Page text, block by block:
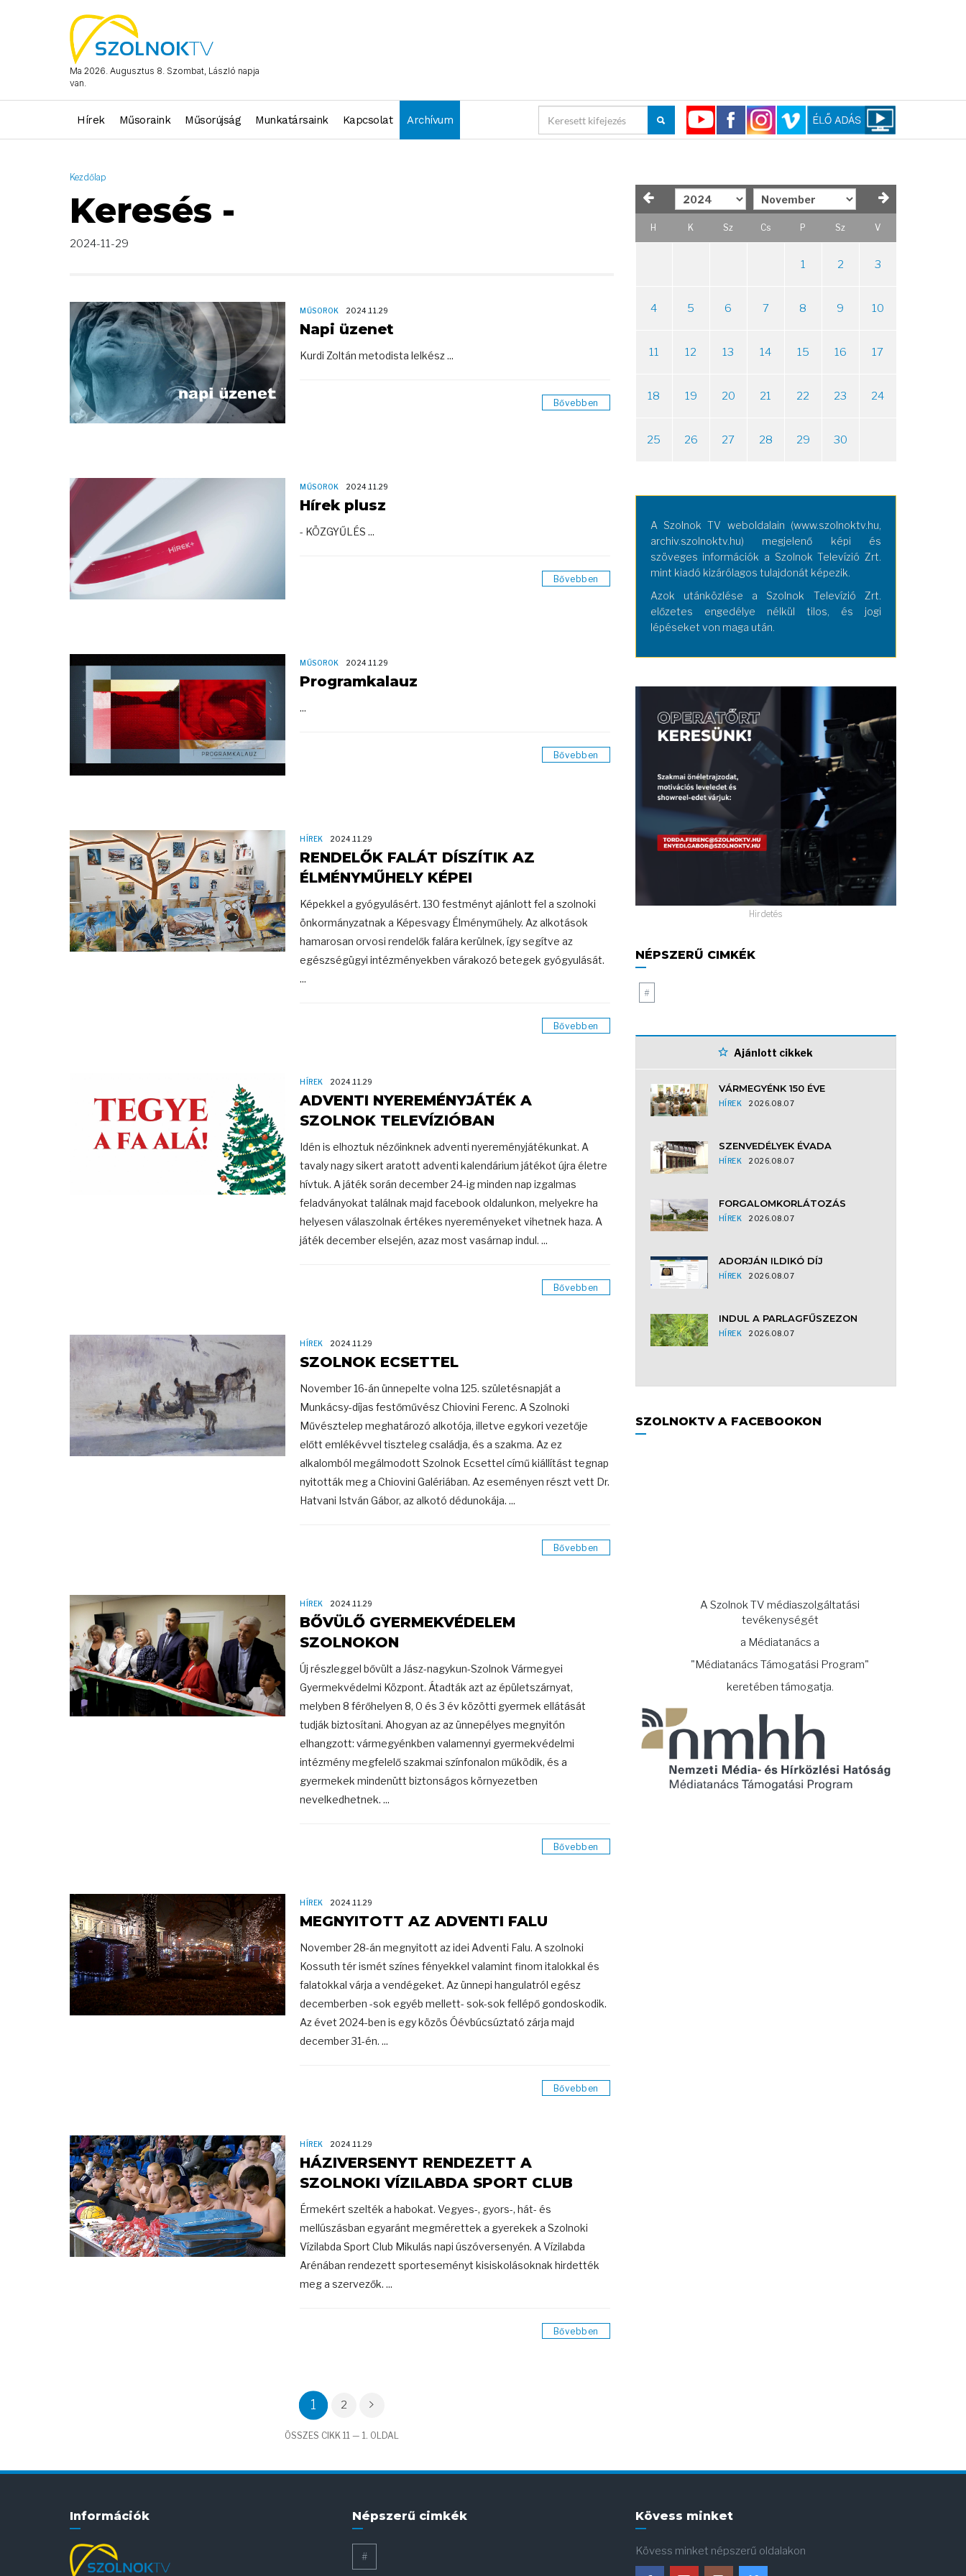
Ma 2026. Augusztus 8. Szombat, László napja
van.
Hírek Műsoraink Műsorújság Munkatársaink Kapcsolat Archívum
Kezdőlap
Keresés -
2024-11-29
MŰSOROK 2024.11.29
Napi üzenet
Kurdi Zoltán metodista lelkész ...
Bővebben
MŰSOROK 2024.11.29
Hírek plusz
- KÖZGYŰLÉS ...
Bővebben
MŰSOROK 2024.11.29
Programkalauz
...
Bővebben
HÍREK 2024.11.29
RENDELŐK FALÁT DÍSZÍTIK AZ
ÉLMÉNYMŰHELY KÉPEI
Képekkel a gyógyulásért. 130 festményt ajánlott fel a szolnoki
önkormányzatnak a Képesvagy Élményműhely. Az alkotások
hamarosan orvosi rendelők falára kerülnek, így segítve az
egészségügyi intézményekben várakozó betegek gyógyulását.
...
Bővebben
HÍREK 2024.11.29
ADVENTI NYEREMÉNYJÁTÉK A
SZOLNOK TELEVÍZIÓBAN
Idén is elhoztuk nézőinknek adventi nyereményjátékunkat. A
tavaly nagy sikert aratott adventi kalendárium játékot újra életre
hívtuk. A játék során december 24-ig minden nap izgalmas
feladványokat találnak majd facebook oldalunkon, melyekre ha
helyesen válaszolnak értékes nyereményeket vihetnek haza. A
játék december elsején, azaz most vasárnap indul. ...
Bővebben
HÍREK 2024.11.29
SZOLNOK ECSETTEL
November 16-án ünnepelte volna 125. születésnapját a
Munkácsy-díjas festőművész Chiovini Ferenc. A Szolnoki
Művésztelep meghatározó alkotója, illetve egykori vezetője
előtt emlékévvel tiszteleg családja, és a szakma. Az ez
alkalomból megálmodott Szolnok Ecsettel című kiállítást tegnap
nyitották meg a Chiovini Galériában. Az eseményen részt vett Dr.
Hatvani István Gábor, az alkotó dédunokája. ...
Bővebben
HÍREK 2024.11.29
BŐVÜLŐ GYERMEKVÉDELEM
SZOLNOKON
Új részleggel bővült a Jász-nagykun-Szolnok Vármegyei
Gyermekvédelmi Központ. Átadták azt az épületszárnyat,
melyben 8 férőhelyen 8, 0 és 3 év közötti gyermek ellátását
tudják biztosítani. Ahogyan az az ünnepélyes megnyitón
elhangzott: vármegyénkben valamennyi gyermekvédelmi
intézmény megfelelő szakmai színfonalon működik, és a
gyermekek mindenütt biztonságos környezetben
nevelkedhetnek. ...
Bővebben
HÍREK 2024.11.29
MEGNYITOTT AZ ADVENTI FALU
November 28-án megnyitott az idei Adventi Falu. A szolnoki
Kossuth tér ismét színes fényekkel valamint finom italokkal és
falatokkal várja a vendégeket. Az ünnepi hangulatról egész
decemberben -sok egyéb mellett- sok-sok fellépő gondoskodik.
Az évet 2024-ben is egy közös Óévbúcsúztató zárja majd
december 31-én. ...
Bővebben
HÍREK 2024.11.29
HÁZIVERSENYT RENDEZETT A
SZOLNOKI VÍZILABDA SPORT CLUB
Érmekért szelték a habokat. Vegyes-, gyors-, hát- és
mellúszásban egyaránt megmérettek a gyerekek a Szolnoki
Vízilabda Sport Club Mikulás napi úszóversenyén. A Vízilabda
Arénában rendezett sporteseményt kisiskolásoknak hirdették
meg a szervezők. ...
Bővebben
1 2
ÖSSZES CIKK 11 — 1. OLDAL
H K Sz Cs P Sz V
1 2 3
4 5 6 7 8 9 10
11 12 13 14 15 16 17
18 19 20 21 22 23 24
25 26 27 28 29 30
A Szolnok TV weboldalain (www.szolnoktv.hu,
archiv.szolnoktv.hu) megjelenő képi és
szöveges információk a Szolnok Televízió Zrt.
mint kiadó kizárólagos tulajdonát képezik.
Azok utánközlése a Szolnok Televízió Zrt.
előzetes engedélye nélkül tilos, és jogi
lépéseket von maga után.
Hirdetés
NÉPSZERŰ CIMKÉK
#
Ajánlott cikkek
VÁRMEGYÉNK 150 ÉVE
HÍREK 2026.08.07
SZENVEDÉLYEK ÉVADA
HÍREK 2026.08.07
FORGALOMKORLÁTOZÁS
HÍREK 2026.08.07
ADORJÁN ILDIKÓ DÍJ
HÍREK 2026.08.07
INDUL A PARLAGFŰSZEZON
HÍREK 2026.08.07
SZOLNOKTV A FACEBOOKON
A Szolnok TV médiaszolgáltatási
tevékenységét
a Médiatanács a
"Médiatanács Támogatási Program"
keretében támogatja.
Információk Népszerű cimkék
#
Kövess minket
Kövess minket népszerű oldalakon